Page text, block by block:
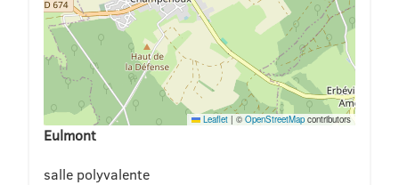
Leaflet | ©OpenStreetMap contributors
Eulmont
salle polyvalente